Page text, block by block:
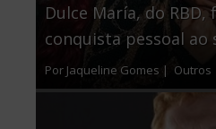
Dulce María, do RBD,
conquista pessoal ao
Por Jaqueline Gomes | Outros